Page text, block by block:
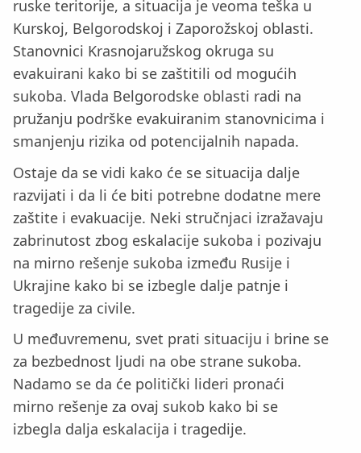
ruske teritorije, a situacija je veoma teška u
Kurskoj, Belgorodskoj i Zaporožskoj oblasti.
Stanovnici Krasnojaružskog okruga su
evakuirani kako bi se zaštitili od mogućih
sukoba. Vlada Belgorodske oblasti radi na
pružanju podrške evakuiranim stanovnicima i
smanjenju rizika od potencijalnih napada.
Ostaje da se vidi kako će se situacija dalje
razvijati i da li će biti potrebne dodatne mere
zaštite i evakuacije. Neki stručnjaci izražavaju
zabrinutost zbog eskalacije sukoba i pozivaju
na mirno rešenje sukoba između Rusije i
Ukrajine kako bi se izbegle dalje patnje i
tragedije za civile.
U međuvremenu, svet prati situaciju i brine se
za bezbednost ljudi na obe strane sukoba.
Nadamo se da će politički lideri pronaći
mirno rešenje za ovaj sukob kako bi se
izbegla dalja eskalacija i tragedije.